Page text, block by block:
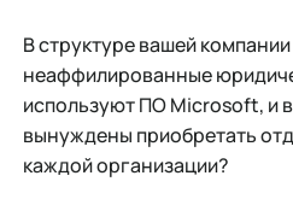
В структуре вашей
неаффилированные
используют ПО Microsoft, и
вынуждены приобретать
каждой организации?